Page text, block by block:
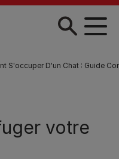
S'occuper D'un Chat : Guide
votre